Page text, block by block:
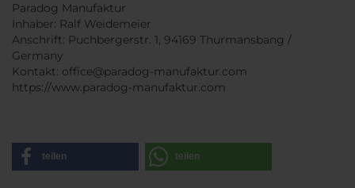
Paradog Manufaktur
Inhaber: Ralf Weidemeier
Anschrift: Puchbergerstr. 1, 94169 Thurmansbang /
Germany
Kontakt: office@paradog-manufaktur.com
https://www.paradog-manufaktur.com
teilen teilen